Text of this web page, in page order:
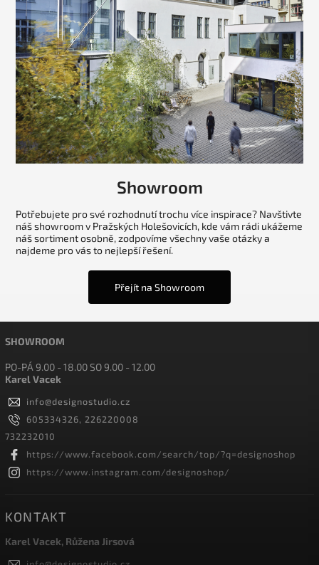
Showroom
Potřebujete pro své rozhodnutí trochu více inspirace? Navštivte
náš showroom v Pražských Holešovicích, kde vám rádi ukážeme
náš sortiment osobně, zodpovíme všechny vaše otázky a
najdeme pro vás to nejlepší řešení.
Přejít na Showroom
SHOWROOM
PO-PÁ 9.00 - 18.00 SO 9.00 - 12.00
Karel Vacek
info@designostudio.cz
605334326, 226220008
732232010
https://www.facebook.com/search/top/?q=designoshop
https://www.instagram.com/designoshop/
KONTAKT
Karel Vacek, Růžena Jirsová